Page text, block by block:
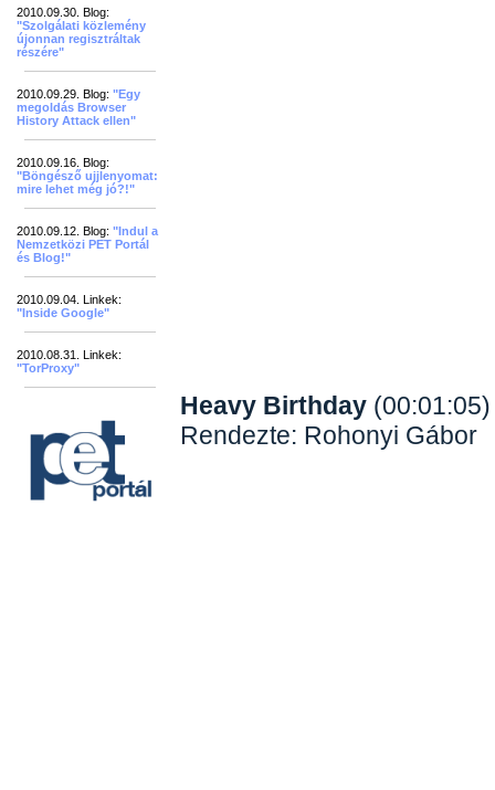
2010.09.30. Blog:
"Szolgálati közlemény
újonnan regisztráltak
részére"
2010.09.29. Blog: "Egy
megoldás Browser
History Attack ellen"
2010.09.16. Blog:
"Böngésző ujjlenyomat:
mire lehet még jó?!"
2010.09.12. Blog: "Indul a
Nemzetközi PET Portál
és Blog!"
2010.09.04. Linkek:
"Inside Google"
2010.08.31. Linkek:
"TorProxy"
Heavy Birthday (00:01:05)
Rendezte: Rohonyi Gábor